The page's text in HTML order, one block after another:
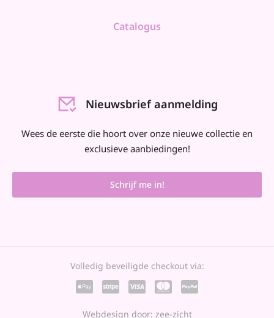
Catalogus
Nieuwsbrief aanmelding
Wees de eerste die hoort over onze nieuwe collectie en
exclusieve aanbiedingen!
Schrijf me in!
Webdesign door: zee-zicht
Volledig beveiligde checkout via: